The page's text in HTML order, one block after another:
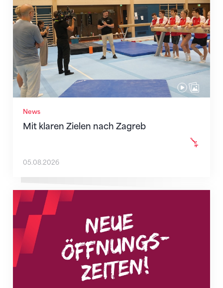
News
Mit klaren Zielen nach Zagreb
05.08.2026
Neue Empfangszeiten ab 1. August 2026